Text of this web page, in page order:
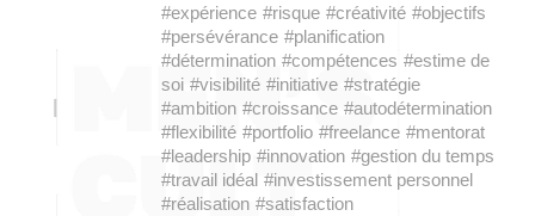
#expérience #risque #créativité #objectifs
#persévérance #planification
#détermination #compétences #estime de
soi #visibilité #initiative #stratégie
#ambition #croissance #autodétermination
#flexibilité #portfolio #freelance #mentorat
#leadership #innovation #gestion du temps
#travail idéal #investissement personnel
#réalisation #satisfaction